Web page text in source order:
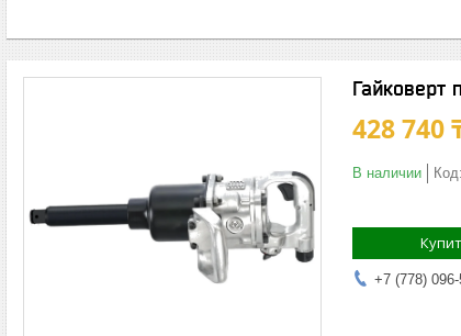
Гайковерт
428 740
В наличии Код:
+7 (778)